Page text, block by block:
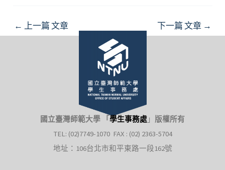
Post
navigation
← 上一篇 文章 下一篇 文章 →
國立臺灣師範大學 「 學生事務處 」 版權所有
TEL: (02)7749-1070 FAX : (02) 2363-5704
地址：106台北市和平東路一段162號